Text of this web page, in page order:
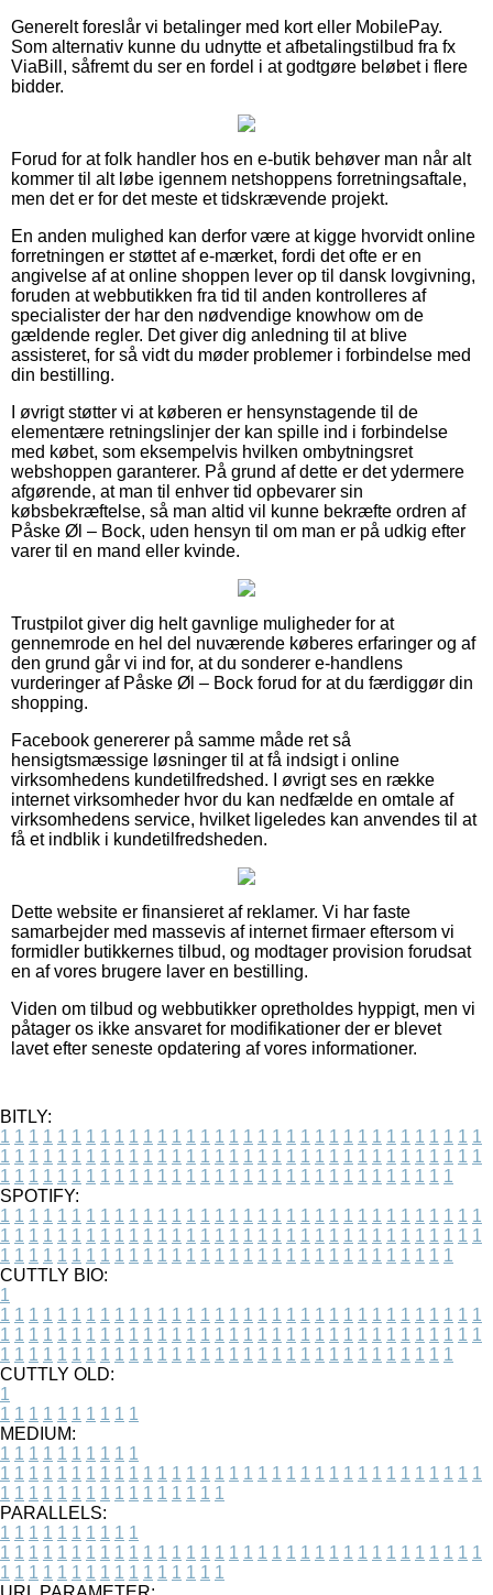
Generelt foreslår vi betalinger med kort eller MobilePay.
Som alternativ kunne du udnytte et afbetalingstilbud fra fx
ViaBill, såfremt du ser en fordel i at godtgøre beløbet i flere
bidder.
Forud for at folk handler hos en e-butik behøver man når alt
kommer til alt løbe igennem netshoppens forretningsaftale,
men det er for det meste et tidskrævende projekt.
En anden mulighed kan derfor være at kigge hvorvidt online
forretningen er støttet af e-mærket, fordi det ofte er en
angivelse af at online shoppen lever op til dansk lovgivning,
foruden at webbutikken fra tid til anden kontrolleres af
specialister der har den nødvendige knowhow om de
gældende regler. Det giver dig anledning til at blive
assisteret, for så vidt du møder problemer i forbindelse med
din bestilling.
I øvrigt støtter vi at køberen er hensynstagende til de
elementære retningslinjer der kan spille ind i forbindelse
med købet, som eksempelvis hvilken ombytningsret
webshoppen garanterer. På grund af dette er det ydermere
afgørende, at man til enhver tid opbevarer sin
købsbekræftelse, så man altid vil kunne bekræfte ordren af
Påske Øl – Bock, uden hensyn til om man er på udkig efter
varer til en mand eller kvinde.
Trustpilot giver dig helt gavnlige muligheder for at
gennemrode en hel del nuværende køberes erfaringer og af
den grund går vi ind for, at du sonderer e-handlens
vurderinger af Påske Øl – Bock forud for at du færdiggør din
shopping.
Facebook genererer på samme måde ret så
hensigtsmæssige løsninger til at få indsigt i online
virksomhedens kundetilfredshed. I øvrigt ses en række
internet virksomheder hvor du kan nedfælde en omtale af
virksomhedens service, hvilket ligeledes kan anvendes til at
få et indblik i kundetilfredsheden.
Dette website er finansieret af reklamer. Vi har faste
samarbejder med massevis af internet firmaer eftersom vi
formidler butikkernes tilbud, og modtager provision forudsat
en af vores brugere laver en bestilling.
Viden om tilbud og webbutikker opretholdes hyppigt, men vi
påtager os ikke ansvaret for modifikationer der er blevet
lavet efter seneste opdatering af vores informationer.
BITLY:
1 1 1 1 1 1 1 1 1 1 1 1 1 1 1 1 1 1 1 1 1 1 1 1 1 1 1 1 1 1 1 1 1 1
1 1 1 1 1 1 1 1 1 1 1 1 1 1 1 1 1 1 1 1 1 1 1 1 1 1 1 1 1 1 1 1 1 1
1 1 1 1 1 1 1 1 1 1 1 1 1 1 1 1 1 1 1 1 1 1 1 1 1 1 1 1 1 1 1 1
SPOTIFY:
1 1 1 1 1 1 1 1 1 1 1 1 1 1 1 1 1 1 1 1 1 1 1 1 1 1 1 1 1 1 1 1 1 1
1 1 1 1 1 1 1 1 1 1 1 1 1 1 1 1 1 1 1 1 1 1 1 1 1 1 1 1 1 1 1 1 1 1
1 1 1 1 1 1 1 1 1 1 1 1 1 1 1 1 1 1 1 1 1 1 1 1 1 1 1 1 1 1 1 1
CUTTLY BIO:
1
1 1 1 1 1 1 1 1 1 1 1 1 1 1 1 1 1 1 1 1 1 1 1 1 1 1 1 1 1 1 1 1 1 1
1 1 1 1 1 1 1 1 1 1 1 1 1 1 1 1 1 1 1 1 1 1 1 1 1 1 1 1 1 1 1 1 1 1
1 1 1 1 1 1 1 1 1 1 1 1 1 1 1 1 1 1 1 1 1 1 1 1 1 1 1 1 1 1 1 1
CUTTLY OLD:
1
1 1 1 1 1 1 1 1 1 1
MEDIUM:
1 1 1 1 1 1 1 1 1 1
1 1 1 1 1 1 1 1 1 1 1 1 1 1 1 1 1 1 1 1 1 1 1 1 1 1 1 1 1 1 1 1 1 1
1 1 1 1 1 1 1 1 1 1 1 1 1 1 1 1
PARALLELS:
1 1 1 1 1 1 1 1 1 1
1 1 1 1 1 1 1 1 1 1 1 1 1 1 1 1 1 1 1 1 1 1 1 1 1 1 1 1 1 1 1 1 1 1
1 1 1 1 1 1 1 1 1 1 1 1 1 1 1 1